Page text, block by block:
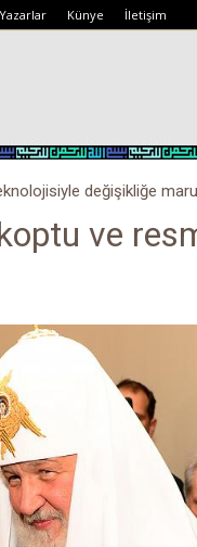
Yazarlar Künye İletişim
değişikliğe
ve